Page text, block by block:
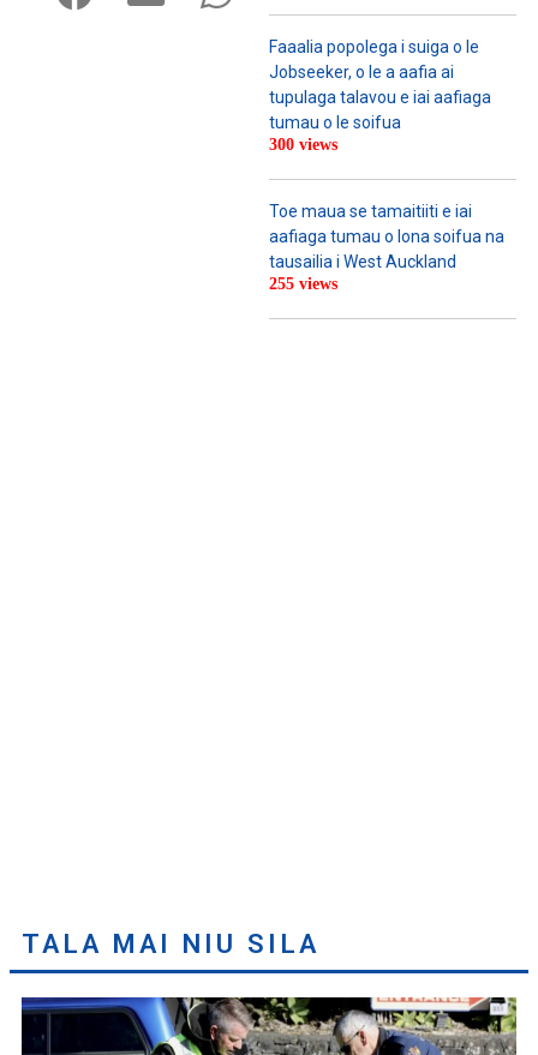
Faaalia popolega i suiga o le
Jobseeker, o le a aafia ai
tupulaga talavou e iai aafiaga
tumau o le soifua
300 views
Toe maua se tamaitiiti e iai
aafiaga tumau o lona soifua na
tausailia i West Auckland
255 views
TALA MAI NIU SILA